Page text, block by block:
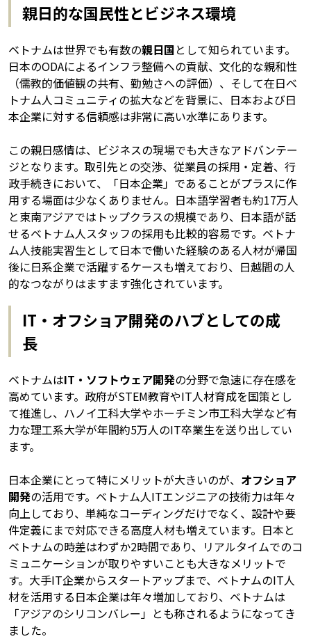
親日的な国民性とビジネス環境
ベトナムは世界でも有数の親日国として知られています。
日本のODAによるインフラ整備への貢献、文化的な親和性
（儒教的価値観の共有、勤勉さへの評価）、そして在日ベ
トナム人コミュニティの拡大などを背景に、日本および日
本企業に対する信頼感は非常に高い水準にあります。
この親日感情は、ビジネスの現場でも大きなアドバンテー
ジとなります。取引先との交渉、従業員の採用・定着、行
政手続きにおいて、「日本企業」であることがプラスに作
用する場面は少なくありません。日本語学習者も約17万人
と東南アジアではトップクラスの規模であり、日本語が話
せるベトナム人スタッフの採用も比較的容易です。ベトナ
ム人技能実習生として日本で働いた経験のある人材が帰国
後に日系企業で活躍するケースも増えており、日越間の人
的なつながりはますます強化されています。
IT・オフショア開発のハブとしての成
長
ベトナムはIT・ソフトウェア開発の分野で急速に存在感を
高めています。政府がSTEM教育やIT人材育成を国策とし
て推進し、ハノイ工科大学やホーチミン市工科大学など有
力な理工系大学が年間約5万人のIT卒業生を送り出してい
ます。
日本企業にとって特にメリットが大きいのが、 オフショア
開発の活用です。ベトナム人ITエンジニアの技術力は年々
向上しており、単純なコーディングだけでなく、設計や要
件定義にまで対応できる高度人材も増えています。日本と
ベトナムの時差はわずか2時間であり、リアルタイムでのコ
ミュニケーションが取りやすいことも大きなメリットで
す。大手IT企業からスタートアップまで、ベトナムのIT人
材を活用する日本企業は年々増加しており、ベトナムは
「アジアのシリコンバレー」とも称されるようになってき
ました。